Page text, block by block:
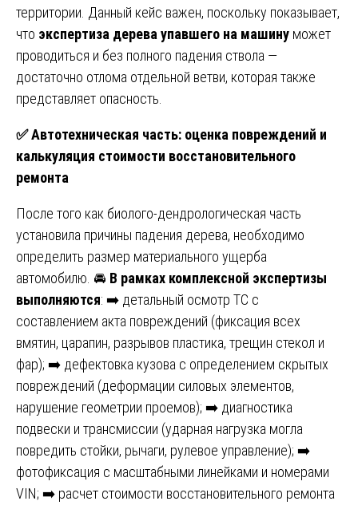
территории. Данный кейс важен, поскольку показывает,
что экспертиза дерева упавшего на машину может
проводиться и без полного падения ствола —
достаточно отлома отдельной ветви, которая также
представляет опасность.
✅Автотехническая часть: оценка повреждений и
калькуляция стоимости восстановительного
ремонта
После того как биолого-дендрологическая часть
установила причины падения дерева, необходимо
определить размер материального ущерба
автомобилю. 🚘 В рамках комплексной экспертизы
выполняются: ➡️ детальный осмотр ТС с
составлением акта повреждений (фиксация всех
вмятин, царапин, разрывов пластика, трещин стекол и
фар); ➡️ дефектовка кузова с определением скрытых
повреждений (деформации силовых элементов,
нарушение геометрии проемов); ➡️ диагностика
подвески и трансмиссии (ударная нагрузка могла
повредить стойки, рычаги, рулевое управление); ➡️
фотофиксация с масштабными линейками и номерами
VIN; ➡️ расчет стоимости восстановительного ремонта